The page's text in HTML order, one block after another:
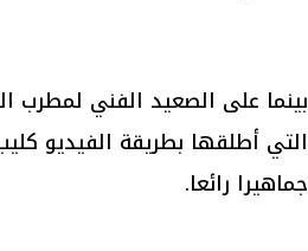
التي أطلقها بطريقة الفيديو
جماهيرا رائعا.